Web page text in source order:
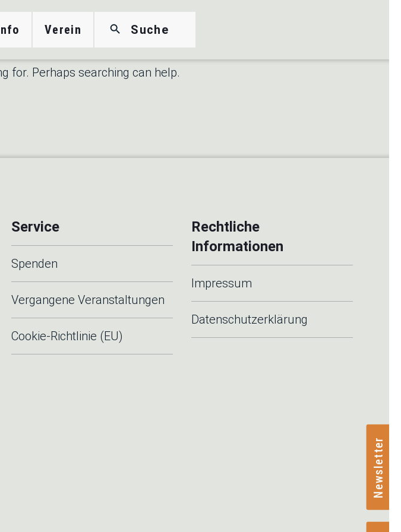
Verein
Search
for:
Newsletter
for. Perhaps searching can help.
Service
Spenden
Vergangene Veranstaltungen
Cookie-Richtlinie (EU)
Rechtliche
Informationen
Impressum
Datenschutzerklärung